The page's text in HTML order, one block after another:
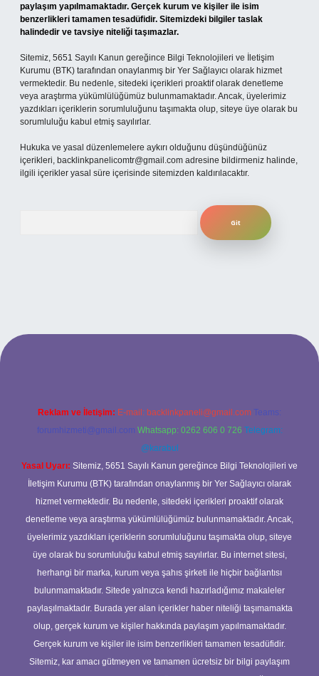
paylaşım yapılmamaktadır. Gerçek kurum ve kişiler ile isim
benzerlikleri tamamen tesadüfidir. Sitemizdeki bilgiler taslak
halindedir ve tavsiye niteliği taşımazlar.
Sitemiz, 5651 Sayılı Kanun gereğince Bilgi Teknolojileri ve İletişim
Kurumu (BTK) tarafından onaylanmış bir Yer Sağlayıcı olarak hizmet
vermektedir. Bu nedenle, sitedeki içerikleri proaktif olarak denetleme
veya araştırma yükümlülüğümüz bulunmamaktadır. Ancak, üyelerimiz
yazdıkları içeriklerin sorumluluğunu taşımakta olup, siteye üye olarak bu
sorumluluğu kabul etmiş sayılırlar.
Hukuka ve yasal düzenlemelere aykırı olduğunu düşündüğünüz
içerikleri, backlinkpanelicomtr@gmail.com adresine bildirmeniz halinde,
ilgili içerikler yasal süre içerisinde sitemizden kaldırılacaktır.
giriş
Reklam ve İletişim: E-mail: backlinkpaneli@gmail.com Teams:
forumhizmeti@gmail.com Whatsapp: 0262 606 0 726 Telegram:
@karabul
Yasal Uyarı: Sitemiz, 5651 Sayılı Kanun gereğince Bilgi Teknolojileri ve
İletişim Kurumu (BTK) tarafından onaylanmış bir Yer Sağlayıcı olarak
hizmet vermektedir. Bu nedenle, sitedeki içerikleri proaktif olarak
denetleme veya araştırma yükümlülüğümüz bulunmamaktadır. Ancak,
üyelerimiz yazdıkları içeriklerin sorumluluğunu taşımakta olup, siteye
üye olarak bu sorumluluğu kabul etmiş sayılırlar. Bu internet sitesi,
herhangi bir marka, kurum veya şahıs şirketi ile hiçbir bağlantısı
bulunmamaktadır. Sitede yalnızca kendi hazırladığımız makaleler
paylaşılmaktadır. Burada yer alan içerikler haber niteliği taşımamakta
olup, gerçek kurum ve kişiler hakkında paylaşım yapılmamaktadır.
Gerçek kurum ve kişiler ile isim benzerlikleri tamamen tesadüfidir.
Sitemiz, kar amacı gütmeyen ve tamamen ücretsiz bir bilgi paylaşım